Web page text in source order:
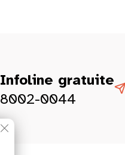
Infoline gratuite
8002-0044
Fermer la bannière des cookies